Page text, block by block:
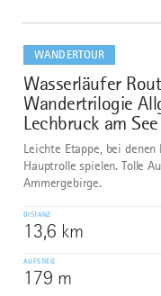
WANDERTOUR
10
Wasserläufer
Wandertrilogie
Lechbruck am
Leichte Etappe, bei denen
Hauptrolle spielen. Tolle
Ammergebirge.
DISTANZ
13,6 km
AUFSTIEG
179 m
dazu